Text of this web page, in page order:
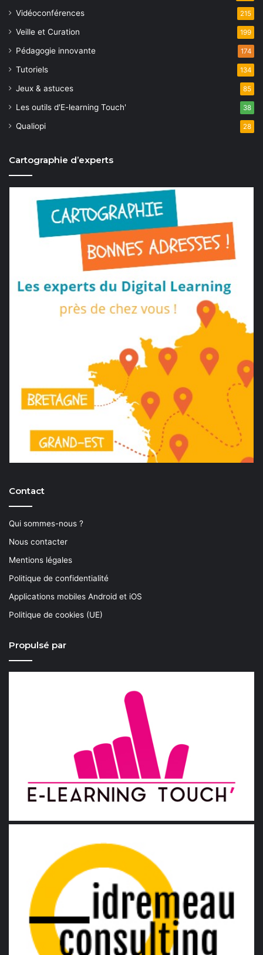
Vidéoconférences 215
Veille et Curation 199
Pédagogie innovante 174
Tutoriels 134
Jeux & astuces 85
Les outils d'E-learning Touch' 38
Qualiopi 28
Cartographie d’experts
Contact
Qui sommes-nous ?
Nous contacter
Mentions légales
Politique de confidentialité
Applications mobiles Android et iOS
Politique de cookies (UE)
Propulsé par